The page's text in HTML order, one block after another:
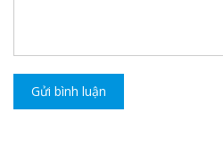
Gửi bình luận